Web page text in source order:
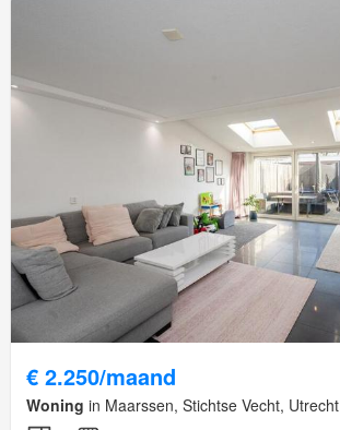
€ 2.250/maand
Woning in Maarssen, Stichtse Vecht, Utrecht